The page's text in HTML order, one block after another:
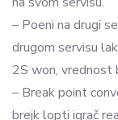
– Poeni na drugi
drugom servisu
2S won, vrednost
– Break point
brejk lopti igrač